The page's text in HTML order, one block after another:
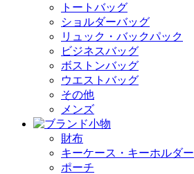
トートバッグ
ショルダーバッグ
リュック・バックパック
ビジネスバッグ
ボストンバッグ
ウエストバッグ
その他
メンズ
財布
キーケース・キーホルダー
ポーチ